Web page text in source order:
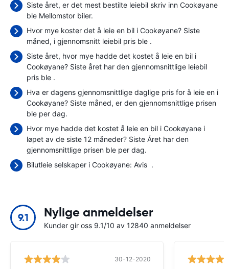
Siste året, er det mest bestilte leiebil skriv inn Cookøyane
ble Mellomstor biler.
Hvor mye koster det å leie en bil i Cookøyane? Siste
måned, i gjennomsnitt leiebil pris ble .
Siste året, hvor mye hadde det kostet å leie en bil i
Cookøyane? Siste året har den gjennomsnittlige leiebil
pris ble .
Hva er dagens gjennomsnittlige daglige pris for å leie en i
Cookøyane? Siste måned, er den gjennomsnittlige prisen
ble per dag.
Hvor mye hadde det kostet å leie en bil i Cookøyane i
løpet av de siste 12 måneder? Siste Året har den
gjennomsnittlige prisen ble per dag.
Bilutleie selskaper i Cookøyane: Avis .
9.1 Nylige anmeldelser
Kunder gir oss 9.1/10 av 12840 anmeldelser
30-12-2020